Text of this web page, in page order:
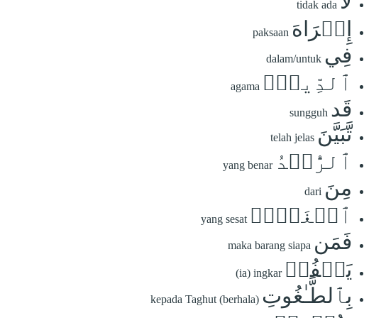
tidak ada
إِكۡرَاهَ paksaan
فِي dalam/untuk
ٱلدِّينِۖ agama
قَد sungguh
تَّبَيَّنَ telah jelas
ٱلرُّشۡدُ yang benar
مِنَ dari
ٱلۡغَيِّۚ yang sesat
فَمَن maka barang siapa
يَكۡفُرۡ (ia) ingkar
بِٱلطَّـٰغُوتِ kepada Taghut (berhala)